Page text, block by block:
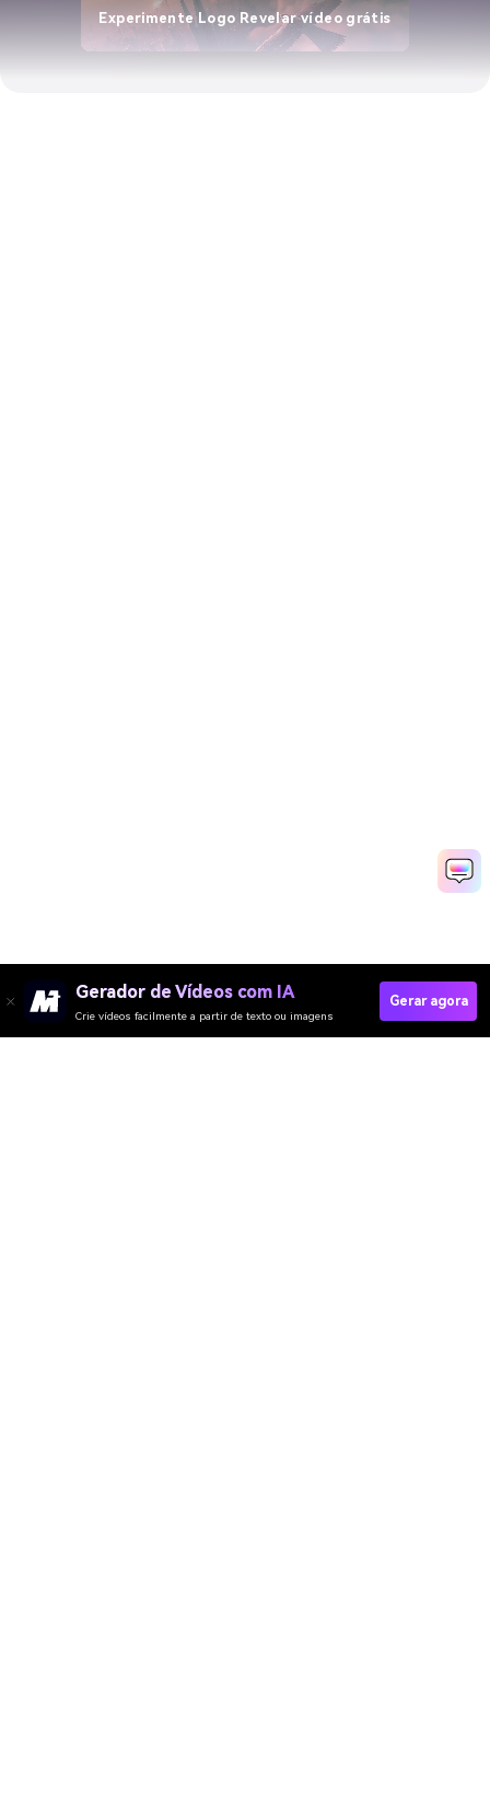
Experimente Logo Revelar vídeo grátis
Gerador de Vídeos com IA
Crie vídeos facilmente a partir de texto ou imagens
Gerar agora